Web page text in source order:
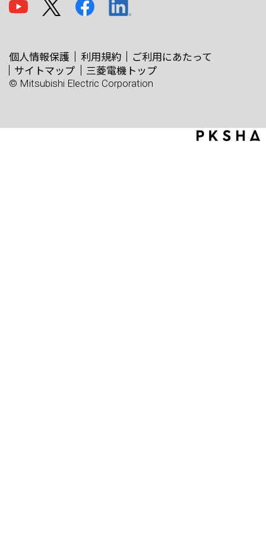
個人情報保護 利用規約
ご利用にあたって
サイトマップ
三菱電機トップ
© Mitsubishi Electric Corporation